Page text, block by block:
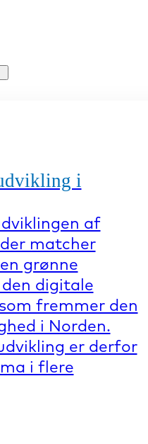
i
af
matcher
grønne
digitale
fremmer den
i Norden.
er derfor
i flere